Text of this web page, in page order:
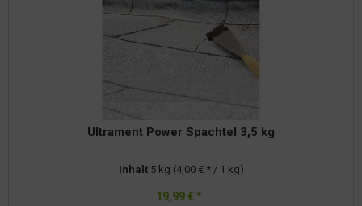
Ultrament Power Spachtel 3,5 kg
Inhalt 5 kg (4,00 € * / 1 kg)
19,99 € *